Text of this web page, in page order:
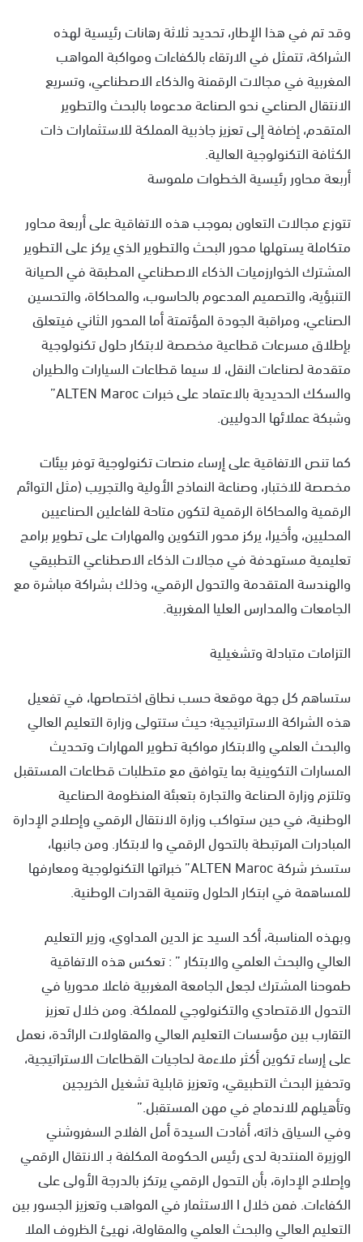
وقد تم في هذا الإطار، تحديد ثلاثة رهانات رئيسية لهذه
الشراكة، تتمثل في الارتقاء بالكفاءات ومواكبة المواهب
المغربية في مجالات الرقمنة والذكاء الاصطناعي، وتسريع
الانتقال الصناعي نحو الصناعة مدعوما بالبحث والتطوير
المتقدم، إضافة إلى تعزيز جاذبية المملكة للاستثمارات ذات
الكثافة التكنولوجية العالية.
أربعة محاور رئيسية الخطوات ملموسة
تتوزع مجالات التعاون بموجب هذه الاتفاقية على أربعة محاور
متكاملة يستهلها محور البحث والتطوير الذي يركز على التطوير
المشترك الخوارزميات الذكاء الاصطناعي المطبقة في الصيانة
التنبؤية، والتصميم المدعوم بالحاسوب، والمحاكاة، والتحسين
الصناعي، ومراقبة الجودة المؤتمتة أما المحور الثاني فيتعلق
بإطلاق مسرعات قطاعية مخصصة لابتكار حلول تكنولوجية
متقدمة لصناعات النقل، لا سيما قطاعات السيارات والطيران
والسكك الحديدية بالاعتماد على خبرات ALTEN Maroc”
وشبكة عملائها الدوليين.
كما تنص الاتفاقية على إرساء منصات تكنولوجية توفر بيئات
مخصصة للاختبار، وصناعة النماذج الأولية والتجريب (مثل التوائم
الرقمية والمحاكاة الرقمية لتكون متاحة للفاعلين الصناعيين
المحليين، وأخيرا، يركز محور التكوين والمهارات على تطوير برامج
تعليمية مستهدفة في مجالات الذكاء الاصطناعي التطبيقي
والهندسة المتقدمة والتحول الرقمي، وذلك بشراكة مباشرة مع
الجامعات والمدارس العليا المغربية.
التزامات متبادلة وتشغيلية
ستساهم كل جهة موقعة حسب نطاق اختصاصها، في تفعيل
هذه الشراكة الاستراتيجية؛ حيث ستتولى وزارة التعليم العالي
والبحث العلمي والابتكار مواكبة تطوير المهارات وتحديث
المسارات التكوينية بما يتوافق مع متطلبات قطاعات المستقبل
وتلتزم وزارة الصناعة والتجارة بتعبئة المنظومة الصناعية
الوطنية، في حين ستواكب وزارة الانتقال الرقمي وإصلاح الإدارة
المبادرات المرتبطة بالتحول الرقمي وا لابتكار. ومن جانبها،
ستسخر شركة ALTEN Maroc” خبراتها التكنولوجية ومعارفها
للمساهمة في ابتكار الحلول وتنمية القدرات الوطنية.
وبهذه المناسبة، أكد السيد عز الدين المداوي، وزير التعليم
العالي والبحث العلمي والابتكار ” : تعكس هذه الاتفاقية
طموحنا المشترك لجعل الجامعة المغربية فاعلا محوريا في
التحول الاقتصادي والتكنولوجي للمملكة. ومن خلال تعزيز
التقارب بين مؤسسات التعليم العالي والمقاولات الرائدة، نعمل
على إرساء تكوين أكثر ملاءمة لحاجيات القطاعات الاستراتيجية،
وتحفيز البحث التطبيقي، وتعزيز قابلية تشغيل الخريجين
وتأهيلهم للاندماج في مهن المستقبل.”
وفي السياق ذاته، أفادت السيدة أمل الفلاح السفروشني
الوزيرة المنتدبة لدى رئيس الحكومة المكلفة بـ الانتقال الرقمي
وإصلاح الإدارة، بأن التحول الرقمي يرتكز بالدرجة الأولى على
الكفاءات. فمن خلال ا الاستثمار في المواهب وتعزيز الجسور بين
التعليم العالي والبحث العلمي والمقاولة، نهيئ الظروف الملا